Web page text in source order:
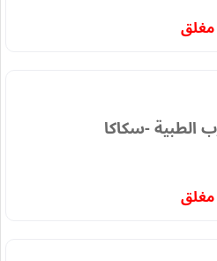
مغلق
الطبية -سكاكا
مغلق